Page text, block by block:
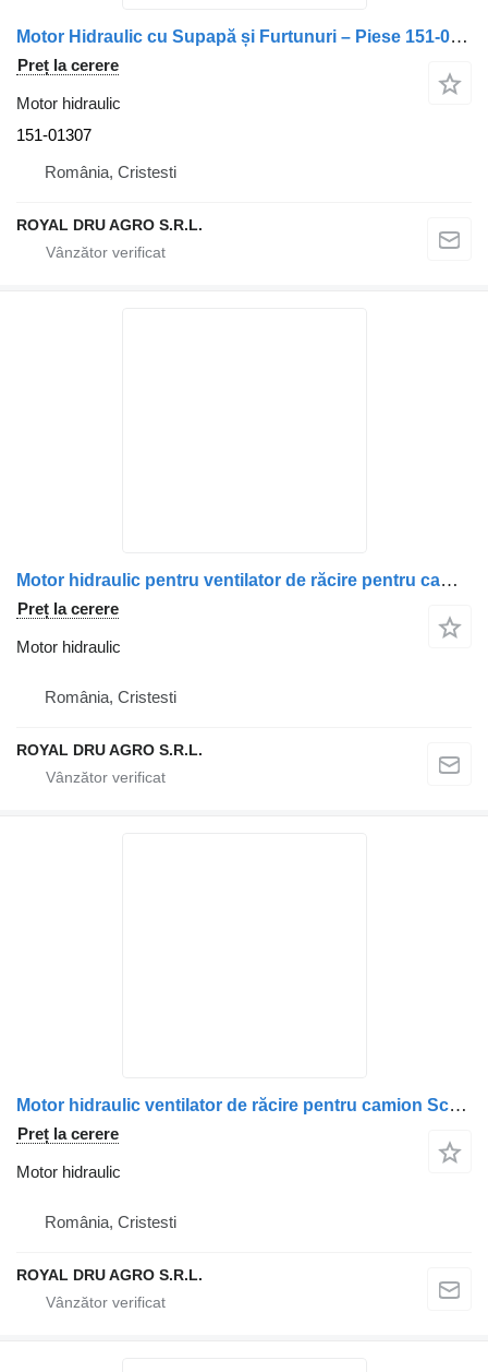
Motor Hidraulic cu Supapă și Furtunuri – Piese 151-01307 pentru camion Scania
Preț la cerere
Motor hidraulic
151-01307
România, Cristesti
ROYAL DRU AGRO S.R.L.
Motor hidraulic pentru ventilator de răcire pentru camion Scania 2196418 2032381 1853889
Preț la cerere
Motor hidraulic
România, Cristesti
ROYAL DRU AGRO S.R.L.
Motor hidraulic ventilator de răcire pentru camion Scania 2196418 2032381 1853889
Preț la cerere
Motor hidraulic
România, Cristesti
ROYAL DRU AGRO S.R.L.